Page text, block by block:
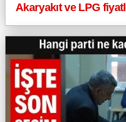
Akaryakıt ve LPG